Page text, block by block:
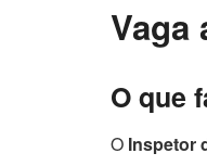
Vaga
O que
O Inspetor